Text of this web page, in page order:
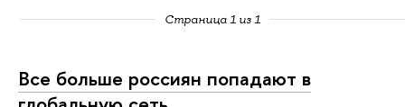
Страница 1 из 1
Все больше россиян попадают в